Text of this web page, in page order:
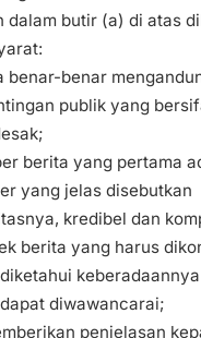
dalam butir (a) di atas
benar-benar
publik yang
berita yang pertama
yang jelas disebutkan
kredibel dan
berita yang harus
diwawancarai;
penjelasan